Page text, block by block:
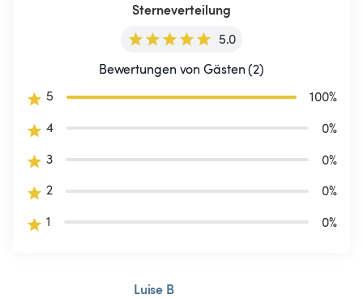
Sterneverteilung
5.0
Bewertungen von Gästen (2)
5
100%
4
0%
3
0%
2
0%
1
0%
Luise B